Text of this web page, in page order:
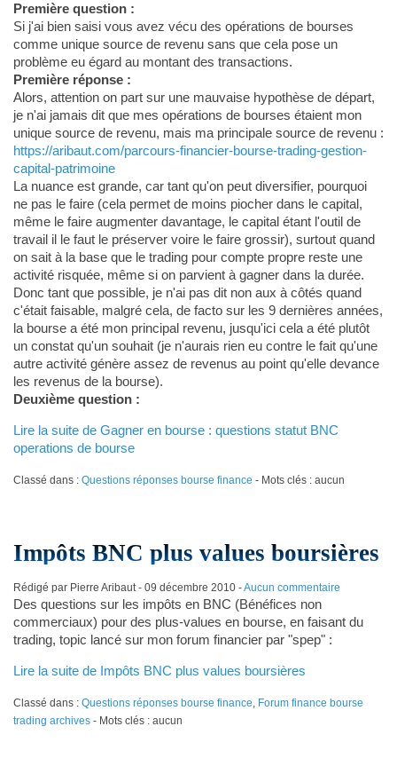
Première question :
Si j'ai bien saisi vous avez vécu des opérations de bourses
comme unique source de revenu sans que cela pose un
problème eu égard au montant des transactions.
Première réponse :
Alors, attention on part sur une mauvaise hypothèse de départ,
je n'ai jamais dit que mes opérations de bourses étaient mon
unique source de revenu, mais ma principale source de revenu :
https://aribaut.com/parcours-financier-bourse-trading-gestion-
capital-patrimoine
La nuance est grande, car tant qu'on peut diversifier, pourquoi
ne pas le faire (cela permet de moins piocher dans le capital,
même le faire augmenter davantage, le capital étant l'outil de
travail il le faut le préserver voire le faire grossir), surtout quand
on sait à la base que le trading pour compte propre reste une
activité risquée, même si on parvient à gagner dans la durée.
Donc tant que possible, je n'ai pas dit non aux à côtés quand
c'était faisable, malgré cela, de facto sur les 9 dernières années,
la bourse a été mon principal revenu, jusqu'ici cela a été plutôt
un constat qu'un souhait (je n'aurais rien eu contre le fait qu'une
autre activité génère assez de revenus au point qu'elle devance
les revenus de la bourse).
Deuxième question :
Lire la suite de Gagner en bourse : questions statut BNC
operations de bourse
Classé dans : Questions réponses bourse finance - Mots clés : aucun
Impôts BNC plus values boursières
Rédigé par Pierre Aribaut - 09 décembre 2010-Aucun commentaire
Des questions sur les impôts en BNC (Bénéfices non
commerciaux) pour des plus-values en bourse, en faisant du
trading, topic lancé sur mon forum financier par "spep" :
Lire la suite de Impôts BNC plus values boursières
Classé dans : Questions réponses bourse finance, Forum finance bourse
trading archives- Mots clés : aucun